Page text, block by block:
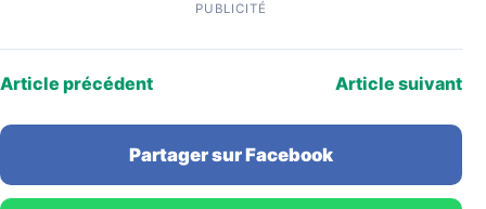
PUBLICITÉ
Article précédent Article suivant
Partager sur Facebook